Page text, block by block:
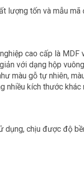
lượng tốn và mẫu
cao cấp là
với dạng hộp
màu gỗ tự nhiên,
nhiều kích thước
dụng, chịu được độ